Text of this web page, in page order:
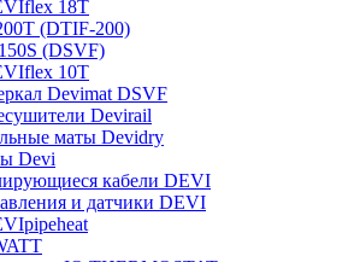
18T
(DTIF-200)
(DSVF)
10T
Devimat DSVF
Devirail
маты Devidry
Devi
кабели DEVI
и датчики DEVI